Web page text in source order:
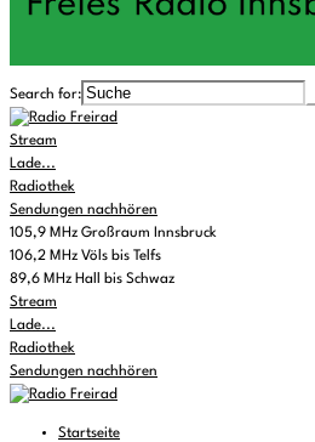
Search for:
Stream
Lade...
Radiothek
Sendungen nachhören
105,9 MHz Großraum Innsbruck
106,2 MHz Völs bis Telfs
89,6 MHz Hall bis Schwaz
Stream
Lade...
Radiothek
Sendungen nachhören
Startseite